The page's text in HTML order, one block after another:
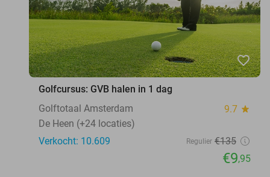
favorite_border
Golfcursus: GVB halen in 1 dag
Golftotaal Amsterdam
9.7 star
De Heen (+24 locaties)
Verkocht: 10.609
Regulier €135
€9,95